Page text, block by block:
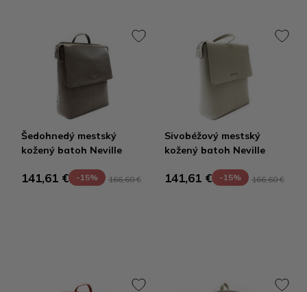
Šedohnedý mestský
kožený batoh Neville
141,61 € -15% 166,60 €
Sivobéžový mestský
kožený batoh Neville
141,61 € -15% 166,60 €